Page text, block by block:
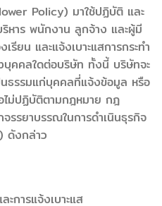
Policy) มาใช้ปฏิบัติ และ
หาร พนักงาน ลูกจ้าง และผู้มี
รียน และแจ้งเบาะแสการกระทำ
คคลใดต่อบริษัท ทั้งนี้ บริษัทจะ
นธรรมแก่บุคคลที่แจ้งข้อมูล หรือ
ไม่ปฏิบัติตามกฎหมาย กฎ
รรยาบรรณในการดำเนินธุรกิจ
ดังกล่าว
การแจ้งเบาะแส